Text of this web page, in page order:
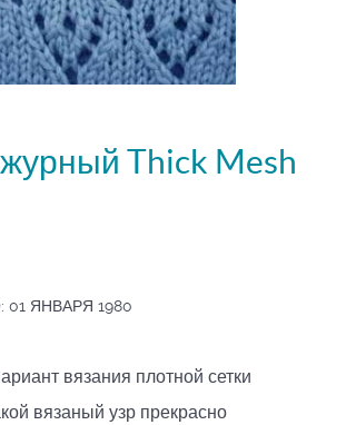
Thick Mesh
ЯНВАРЯ 1980
вязания плотной сетки
вязаный узр прекрасно